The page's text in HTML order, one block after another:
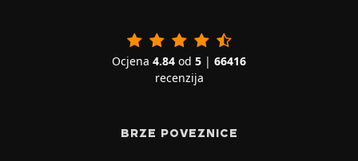
Ocjena 4.84 od 5 | 66416
recenzija
BRZE POVEZNICE